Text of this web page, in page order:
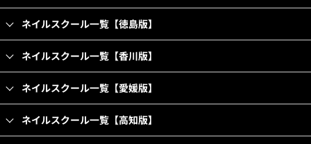
ネイルスクール一覧【徳島版】
ネイルスクール一覧【香川版】
ネイルスクール一覧【愛媛版】
ネイルスクール一覧【高知版】